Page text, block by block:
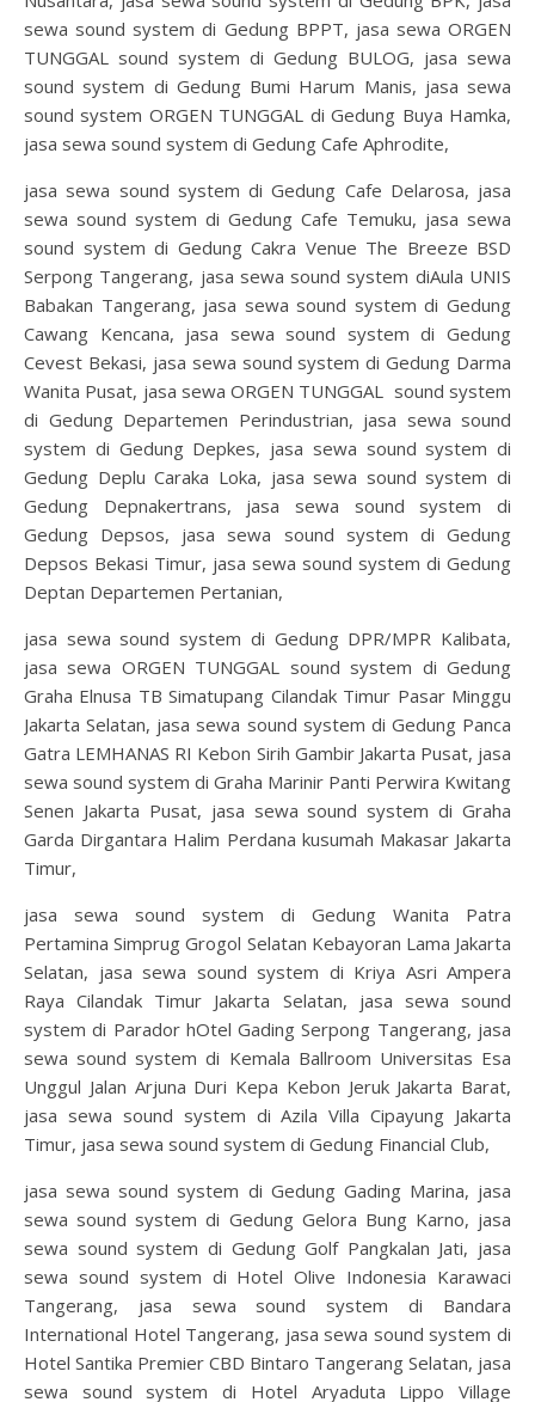
sewa sound system di Gedung BPPT, jasa sewa ORGEN
TUNGGAL sound system di Gedung BULOG, jasa sewa
sound system di Gedung Bumi Harum Manis, jasa sewa
sound system ORGEN TUNGGAL di Gedung Buya Hamka,
jasa sewa sound system di Gedung Cafe Aphrodite,
jasa sewa sound system di Gedung Cafe Delarosa, jasa
sewa sound system di Gedung Cafe Temuku, jasa sewa
sound system di Gedung Cakra Venue The Breeze BSD
Serpong Tangerang, jasa sewa sound system diAula UNIS
Babakan Tangerang, jasa sewa sound system di Gedung
Cawang Kencana, jasa sewa sound system di Gedung
Cevest Bekasi, jasa sewa sound system di Gedung Darma
Wanita Pusat, jasa sewa ORGEN TUNGGAL sound system
di Gedung Departemen Perindustrian, jasa sewa sound
system di Gedung Depkes, jasa sewa sound system di
Gedung Deplu Caraka Loka, jasa sewa sound system di
Gedung Depnakertrans, jasa sewa sound system di
Gedung Depsos, jasa sewa sound system di Gedung
Depsos Bekasi Timur, jasa sewa sound system di Gedung
Deptan Departemen Pertanian,
jasa sewa sound system di Gedung DPR/MPR Kalibata,
jasa sewa ORGEN TUNGGAL sound system di Gedung
Graha Elnusa TB Simatupang Cilandak Timur Pasar Minggu
Jakarta Selatan, jasa sewa sound system di Gedung Panca
Gatra LEMHANAS RI Kebon Sirih Gambir Jakarta Pusat, jasa
sewa sound system di Graha Marinir Panti Perwira Kwitang
Senen Jakarta Pusat, jasa sewa sound system di Graha
Garda Dirgantara Halim Perdana kusumah Makasar Jakarta
Timur,
jasa sewa sound system di Gedung Wanita Patra
Pertamina Simprug Grogol Selatan Kebayoran Lama Jakarta
Selatan, jasa sewa sound system di Kriya Asri Ampera
Raya Cilandak Timur Jakarta Selatan, jasa sewa sound
system di Parador hOtel Gading Serpong Tangerang, jasa
sewa sound system di Kemala Ballroom Universitas Esa
Unggul Jalan Arjuna Duri Kepa Kebon Jeruk Jakarta Barat,
jasa sewa sound system di Azila Villa Cipayung Jakarta
Timur, jasa sewa sound system di Gedung Financial Club,
jasa sewa sound system di Gedung Gading Marina, jasa
sewa sound system di Gedung Gelora Bung Karno, jasa
sewa sound system di Gedung Golf Pangkalan Jati, jasa
sewa sound system di Hotel Olive Indonesia Karawaci
Tangerang, jasa sewa sound system di Bandara
International Hotel Tangerang, jasa sewa sound system di
Hotel Santika Premier CBD Bintaro Tangerang Selatan, jasa
sewa sound system di Hotel Aryaduta Lippo Village